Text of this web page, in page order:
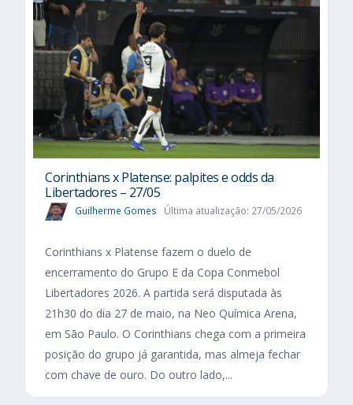
Corinthians x Platense: palpites e odds da
Libertadores – 27/05
Guilherme Gomes Última atualização: 27/05/2026
Corinthians x Platense fazem o duelo de
encerramento do Grupo E da Copa Conmebol
Libertadores 2026. A partida será disputada às
21h30 do dia 27 de maio, na Neo Química Arena,
em São Paulo. O Corinthians chega com a primeira
posição do grupo já garantida, mas almeja fechar
com chave de ouro. Do outro lado,...